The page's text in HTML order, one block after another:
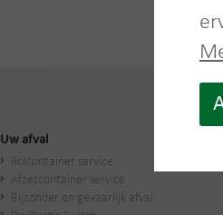
Uw afval
Rolcontainer service
Afzetcontainer service
Bijzonder en gevaarlijk afval